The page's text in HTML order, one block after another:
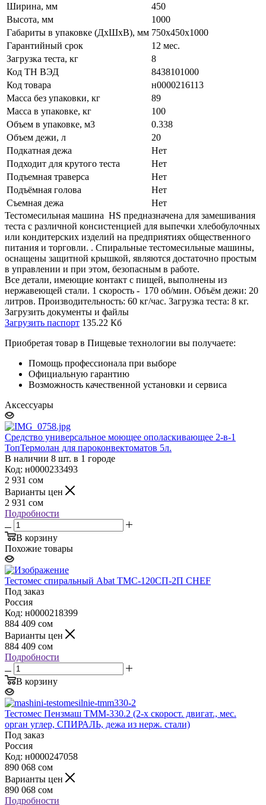
Ширина, мм
450
Высота, мм
1000
Габариты в упаковке (ДхШхВ), мм 750х450х1000
Гарантийный срок
12 мес.
Загрузка теста, кг
8
Код ТН ВЭД
8438101000
Код товара
н0000216113
Масса без упаковки, кг
89
Масса в упаковке, кг
100
Объем в упаковке, м3
0.338
Объем дежи, л
20
Подкатная дежа
Нет
Подходит для крутого теста
Нет
Подъемная траверса
Нет
Подъёмная голова
Нет
Съемная дежа
Нет
Тестомесильная машина HS предназначена для замешивания
теста с различной консистенцией для выпечки хлебобулочных
или кондитерских изделий на предприятиях общественного
питания и торговли. . Спиральные тестомесильные машины,
оснащены защитной крышкой, являются достаточно простым
в управлении и при этом, безопасным в работе.
Все детали, имеющие контакт с пищей, выполнены из
нержавеющей стали. 1 скорость - 170 об/мин. Объём дежи: 20
литров. Производительность: 60 кг/час. Загрузка теста: 8 кг.
Загрузить документы и файлы
Загрузить паспорт 135.22 Кб
Приобретая товар в Пищевые технологии вы получаете:
Помощь профессионала при выборе
Официальную гарантию
Возможность качественной установки и сервиса
Аксессуары
Средство универсальное моющее ополаскивающее 2-в-1
ТопТермолан для пароконвектоматов 5л.
В наличии 8 шт. в 1 городе
Код: н0000233493
2 931 сом
Варианты цен
2 931 сом
Подробности
В корзину
Похожие товары
Тестомес спиральный Abat ТМС-120СП-2П CHEF
Под заказ
Россия
Код: н0000218399
884 409 сом
Варианты цен
884 409 сом
Подробности
В корзину
Тестомес Пензмаш ТММ-330.2 (2-х скорост. двигат., мес.
орган углер, СПИРАЛЬ, дежа из нерж. стали)
Под заказ
Россия
Код: н0000247058
890 068 сом
Варианты цен
890 068 сом
Подробности